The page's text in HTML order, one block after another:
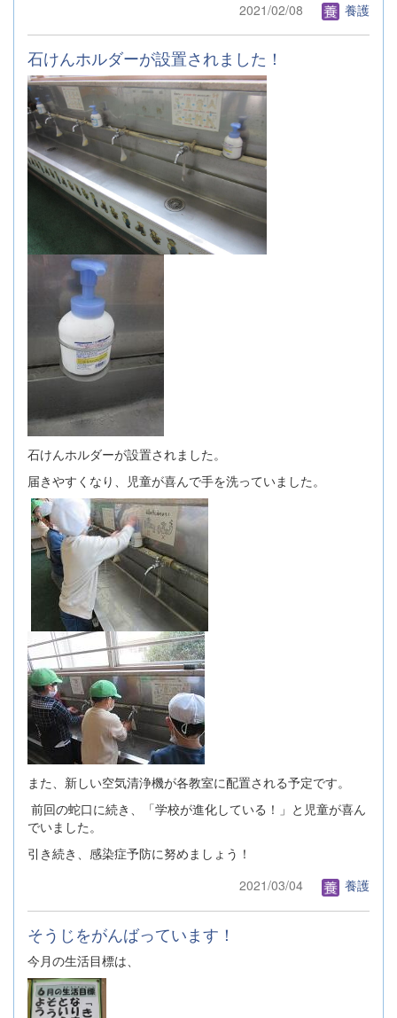
2021/02/08 養護
石けんホルダーが設置されました！
石けんホルダーが設置されました。
届きやすくなり、児童が喜んで手を洗っていました。
また、新しい空気清浄機が各教室に配置される予定です。
前回の蛇口に続き、「学校が進化している！」と児童が喜ん
でいました。
引き続き、感染症予防に努めましょう！
2021/03/04
養護
そうじをがんばっています！
今月の生活目標は、